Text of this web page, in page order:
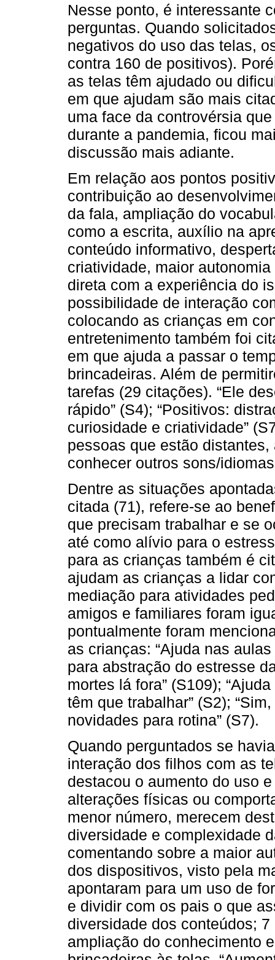
Nesse ponto, é interessante
perguntas. Quando
negativos do uso das telas,
contra 160 de positivos).
as telas têm ajudado ou
em que ajudam são mais
uma face da controvérsia
durante a pandemia, ficou
discussão mais adiante.
Em relação aos pontos
contribuição ao
da fala, ampliação do
como a escrita, auxílio na
conteúdo informativo,
criatividade, maior
direta com a experiência do
possibilidade de interação
colocando as crianças em
entretenimento também foi
em que ajuda a passar o
brincadeiras. Além de
tarefas (29 citações). “Ele
rápido” (S4); “Positivos:
curiosidade e criatividade”
pessoas que estão
conhecer outros sons/
Dentre as situações
citada (71), refere-se ao
que precisam trabalhar e se
até como alívio para o
para as crianças também é
ajudam as crianças a lidar
mediação para atividades
amigos e familiares foram
pontualmente foram
as crianças: “Ajuda nas aulas
para abstração do estresse
mortes lá fora” (S109);
têm que trabalhar” (S2);
novidades para rotina” (S7).
Quando perguntados se
interação dos filhos com as
destacou o aumento do uso
alterações físicas ou
menor número, merecem
diversidade e complexidade
comentando sobre a maior
dos dispositivos, visto pela
apontaram para um uso de
e dividir com os pais o que
diversidade dos conteúdos;
ampliação do conhecimento